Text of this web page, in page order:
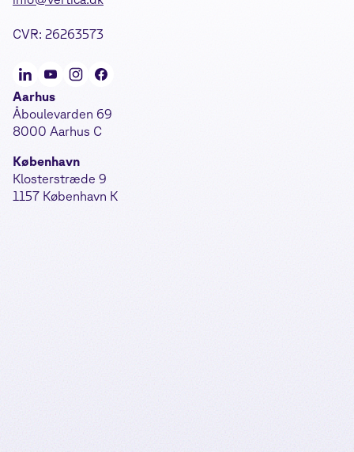
CVR: 26263573
Aarhus
Åboulevarden 69
8000 Aarhus C
København
Klosterstræde 9
1157 København K